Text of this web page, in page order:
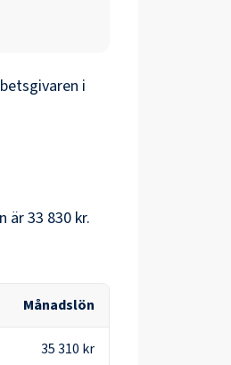
i
är33 830 kr.
Månadslön
35 310 kr